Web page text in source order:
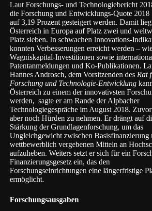
Laut Forschungs- und Technologiebericht
die Forschung und Entwicklungs-Quote 2018
auf 3,19 Prozent gesteigert werden. Damit
Österreich in Europa auf Platz zwei und
Platz sieben. In schwachen Innovations-
konnten Verbesserungen erreicht werden –
Wagniskapital-Investitionen sowie
Patentanmeldungen und Ko-Publikationen.
Hannes Androsch, dem Vorsitzenden des Rat
Forschung und Technologie-Entwicklung
Österreich zu einem der innovativsten
werden, sagte er am Rande der Alpbacher
Technologiegespräche im August 2018. Zuvor
aber noch Hürden zu nehmen. Er drängt auf
Stärkung der Grundlagenforschung, um das
Ungleichgewicht zwischen Basisfinanzierung
wettbewerblich vergebenen Mitteln an
aufzuheben. Weiters setzt er sich für ein
Finanzierungsgesetz ein, das den
Forschungseinrichtungen eine längerfristige
ermöglicht.
Forschungsausgaben